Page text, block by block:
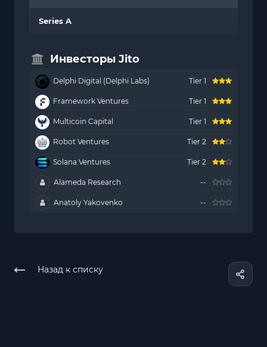
Series A
Инвесторы Jito
Delphi Digital (Delphi Labs) Tier 1
Framework Ventures Tier 1
Multicoin Capital Tier 1
Robot Ventures Tier 2
Solana Ventures Tier 2
Alameda Research --
Anatoly Yakovenko --
Назад к списку